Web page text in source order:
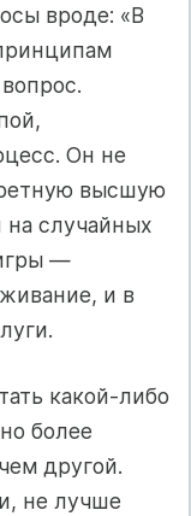
вроде: «В
Он не
высшую
случайных
—
и в
какой-либо
более
другой.
не лучше